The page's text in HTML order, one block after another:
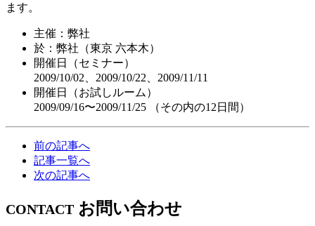
ます。
主催：弊社
於：弊社（東京 六本木）
開催日（セミナー）
2009/10/02、2009/10/22、2009/11/11
開催日（お試しルーム）
2009/09/16〜2009/11/25 （その内の12日間）
前の記事へ
記事一覧へ
次の記事へ
CONTACT お問い合わせ